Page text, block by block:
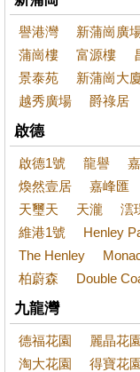
譽港灣 新蒲崗廣
蒲崗樓
富源樓
景泰苑
新蒲崗大
越秀廣場
爵祿居
啟德
啟德1號 龍譽
煥然壹居
嘉峰匯
天璽天
天瀧 澐
維港1號
Henley
The Henley
柏蔚森
Double
九龍灣
德福花園 麗晶花
淘大花園
得寶花